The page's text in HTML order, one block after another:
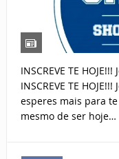
INSCREVE TE
INSCREVE TE
esperes mais para
mesmo de ser